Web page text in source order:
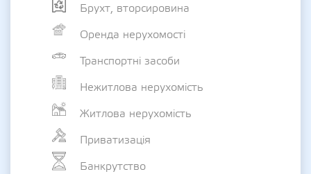
Брухт, вторсировина
Оренда нерухомості
Транспортні засоби
Нежитлова нерухомість
Житлова нерухомість
Приватизація
Банкрутство